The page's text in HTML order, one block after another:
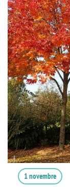
1 novembre